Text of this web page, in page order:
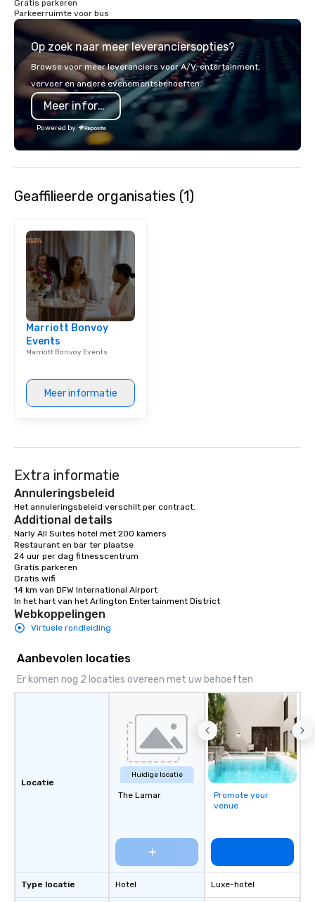
Gratis parkeren
Parkeerruimte voor bus
Op zoek naar meer leveranciersopties?
Browse voor meer leveranciers voor A/V, entertainment,
vervoer en andere evenementsbehoeften.
Meer informatie
Powered by
Geaffilieerde organisaties (1)
Marriott Bonvoy
Events
Marriott Bonvoy Events
Meer informatie
Extra informatie
Annuleringsbeleid
Het annuleringsbeleid verschilt per contract.
Additional details
Narly All Suites hotel met 200 kamers
Restaurant en bar ter plaatse
24 uur per dag fitnesscentrum
Gratis parkeren
Gratis wifi
14 km van DFW International Airport
In het hart van het Arlington Entertainment District
Webkoppelingen
Virtuele rondleiding
Aanbevolen locaties
Er komen nog 2 locaties overeen met uw behoeften
Locatie
Type locatie
Huidige locatie
The Lamar
Hotel
Promote your
venue
Luxe-hotel